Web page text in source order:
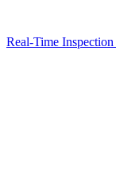
Real-Time Inspection